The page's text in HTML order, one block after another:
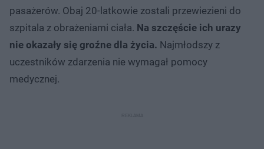
pasażerów. Obaj 20-latkowie zostali przewiezieni do
szpitala z obrażeniami ciała. Na szczęście ich urazy
nie okazały się groźne dla życia. Najmłodszy z
uczestników zdarzenia nie wymagał pomocy
medycznej.